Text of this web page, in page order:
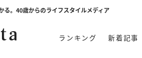
る。40歳からのライフスタイルメディア
ランキング 新着記事